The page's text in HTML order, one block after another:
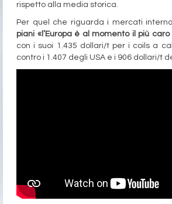
rispetto alla media storica.
Per quel che riguarda i mercati
piani «l’Europa è al momento il più
con i suoi 1.435 dollari/t per i coils a
contro i 1.407 degli USA e i 906 dollari/t